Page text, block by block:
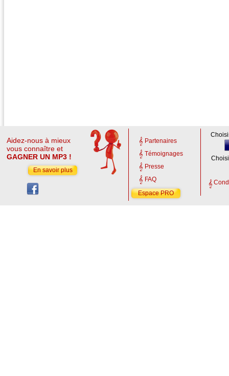
Aidez-nous à mieux
vous connaître et
GAGNER UN MP3 !
En savoir plus
Partenaires
Témoignages
Presse
FAQ
Espace PRO